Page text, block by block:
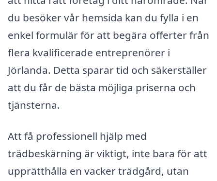
du besöker vår hemsida kan du fylla i en
enkel formulär för att begära offerter från
flera kvalificerade entreprenörer i
Jörlanda. Detta sparar tid och säkerställer
att du får de bästa möjliga priserna och
tjänsterna.
Att få professionell hjälp med
trädbeskärning är viktigt, inte bara för att
upprätthålla en vacker trädgård, utan